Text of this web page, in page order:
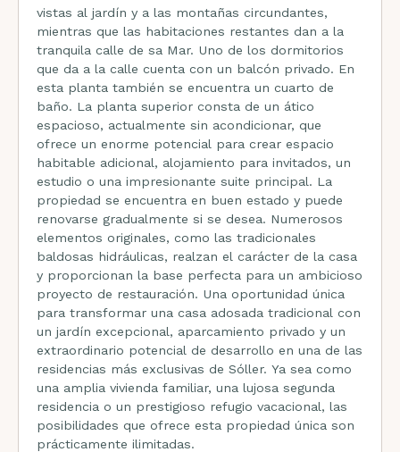
vistas al jardín y a las montañas circundantes,
mientras que las habitaciones restantes dan a la
tranquila calle de sa Mar. Uno de los dormitorios
que da a la calle cuenta con un balcón privado. En
esta planta también se encuentra un cuarto de
baño. La planta superior consta de un ático
espacioso, actualmente sin acondicionar, que
ofrece un enorme potencial para crear espacio
habitable adicional, alojamiento para invitados, un
estudio o una impresionante suite principal. La
propiedad se encuentra en buen estado y puede
renovarse gradualmente si se desea. Numerosos
elementos originales, como las tradicionales
baldosas hidráulicas, realzan el carácter de la casa
y proporcionan la base perfecta para un ambicioso
proyecto de restauración. Una oportunidad única
para transformar una casa adosada tradicional con
un jardín excepcional, aparcamiento privado y un
extraordinario potencial de desarrollo en una de las
residencias más exclusivas de Sóller. Ya sea como
una amplia vivienda familiar, una lujosa segunda
residencia o un prestigioso refugio vacacional, las
posibilidades que ofrece esta propiedad única son
prácticamente ilimitadas.